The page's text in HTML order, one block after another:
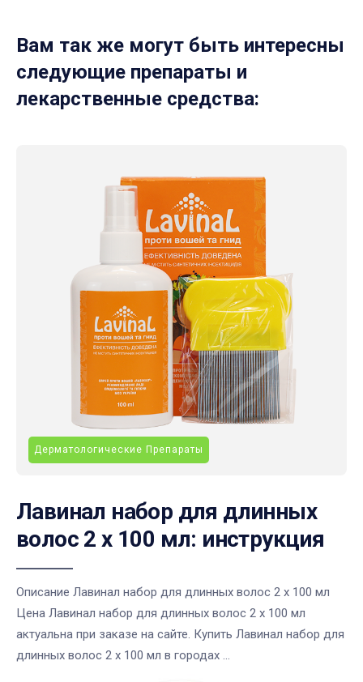
Вам так же могут быть интересны
следующие препараты и
лекарственные средства:
Дерматологические Препараты
Лавинал набор для длинных
волос 2 х 100 мл: инструкция
Описание Лавинал набор для длинных волос 2 х 100 мл
Цена Лавинал набор для длинных волос 2 х 100 мл
актуальна при заказе на сайте. Купить Лавинал набор для
длинных волос 2 х 100 мл в городах ...